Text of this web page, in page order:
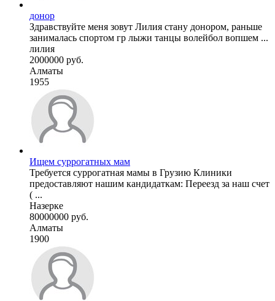
донор
Здравствуйте меня зовут Лилия стану донором, раньше
занималась спортом гр лыжи танцы волейбол вопшем ...
лилия
2000000 руб.
Алматы
1955
Ищем суррогатных мам
Требуется суррогатная мамы в Грузию Клиники
предоставляют нашим кандидаткам: Переезд за наш счет
( ...
Назерке
80000000 руб.
Алматы
1900